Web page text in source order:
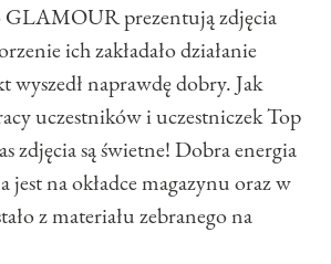
GLAMOUR prezentują zdjęcia
ich zakładało działanie
wyszedł naprawdę dobry. Jak
uczestników i uczestniczek Top
zdjęcia są świetne! Dobra energia
jest na okładce magazynu oraz w
z materiału zebranego na